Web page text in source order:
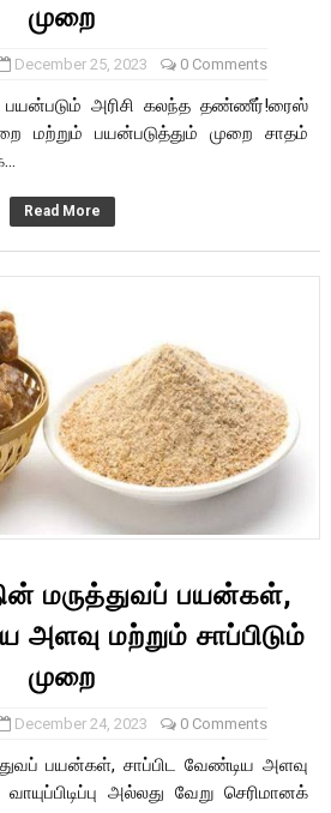
முறை
December 25, 2023 0 Comments
பயன்படும் அரிசி கலந்த தண்ணீர்!ரைஸ்
மற்றும் பயன்படுத்தும் முறை சாதம்
Read More
மருத்துவப் பயன்கள்,
அளவு மற்றும் சாப்பிடும்
முறை
December 24, 2023 0 Comments
பயன்கள், சாப்பிட வேண்டிய அளவு
அல்லது வேறு செரிமானக்